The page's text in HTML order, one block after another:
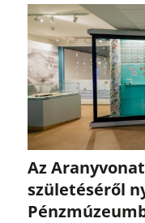
Az
születéséről